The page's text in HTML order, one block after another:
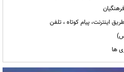
اینترنت، پیام کوتاه ، تلفن
ها